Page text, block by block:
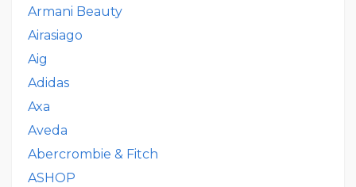
Armani Beauty
Airasiago
Aig
Adidas
Axa
Aveda
Abercrombie & Fitch
ASHOP